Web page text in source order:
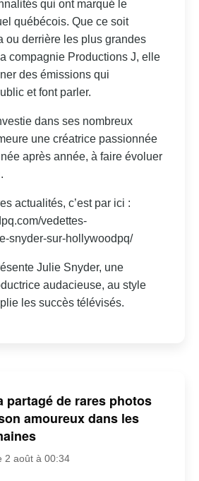
qui ont marqué le
québécois. Que ce soit
ou derrière les plus grandes
compagnie Productions J, elle
des émissions qui
et font parler.
dans ses nombreux
une créatrice passionnée
après année, à faire évoluer
actualités, c’est par ici :
vedettes-
snyder-sur-hollywoodpq/
Julie Snyder, une
audacieuse, au style
les succès télévisés.
partagé de rares photos
amoureux dans les
2 août à 00:34